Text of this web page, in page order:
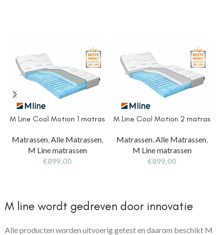
M Line Cool Motion 1 matras
Matrassen, Alle Matrassen,
M Line matrassen
€899,00
M Line Cool Motion 2 matras
Matrassen, Alle Matrassen,
M Line matrassen
€899,00
M line wordt gedreven door innovatie
Alle producten worden uitvoerig getest en daarom beschikt M